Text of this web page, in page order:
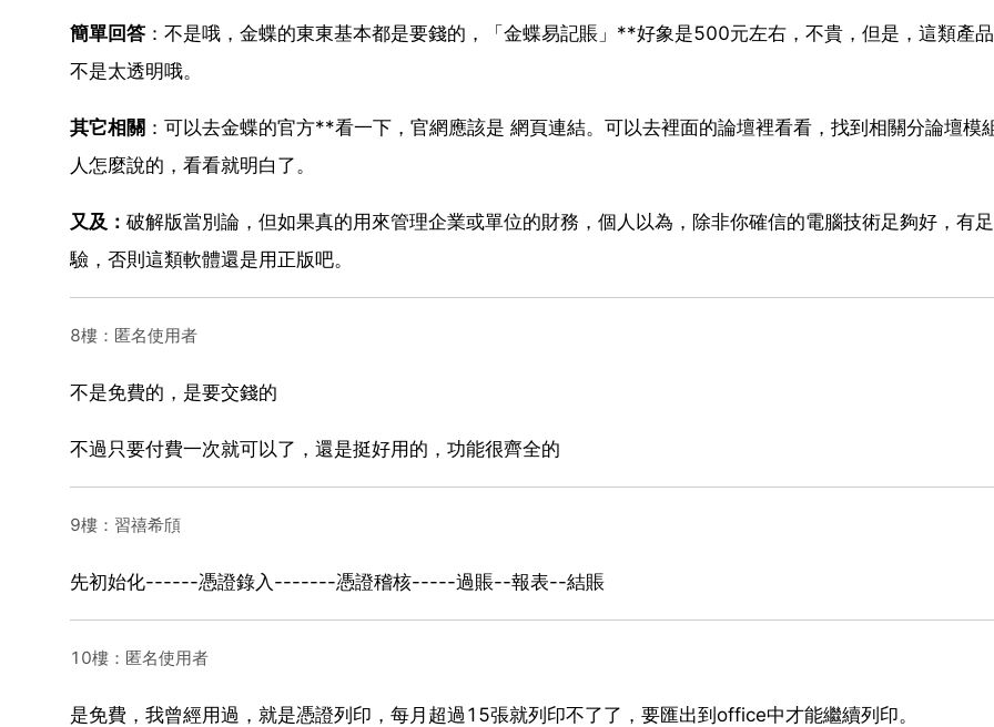
簡單回答 ：不是哦，金蝶的東東基本都是要錢的，「金蝶易記賬」**好象是500元左右，不貴，但是，這類產
不是太透明哦。
其它相關 ：可以去金蝶的官方**看一下，官網應該是 網頁連結。可以去裡面的論壇裡看看，找到相關分論壇模
人怎麼說的，看看就明白了。
又及： 破解版當別論，但如果真的用來管理企業或單位的財務，個人以為，除非你確信的電腦技術足夠好，有
驗，否則這類軟體還是用正版吧。
8樓：匿名使用者
不是免費的，是要交錢的
不過只要付費一次就可以了，還是挺好用的，功能很齊全的
9樓：習禧希頎
先初始化------憑證錄入-------憑證稽核-----過賬--報表--結賬
10樓：匿名使用者
是免費，我曾經用過，就是憑證列印，每月超過15張就列印不了了，要匯出到office中才能繼續列印。